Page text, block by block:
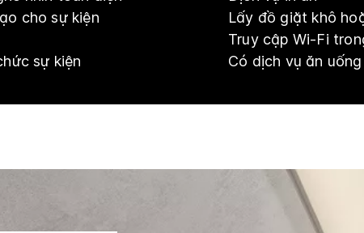
cho sự kiện
Lấy đồ giặt khô
Truy cập Wi-Fi
sự kiện
Có dịch vụ ăn uống